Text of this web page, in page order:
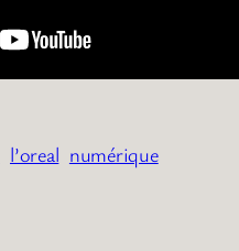
l’oreal numérique